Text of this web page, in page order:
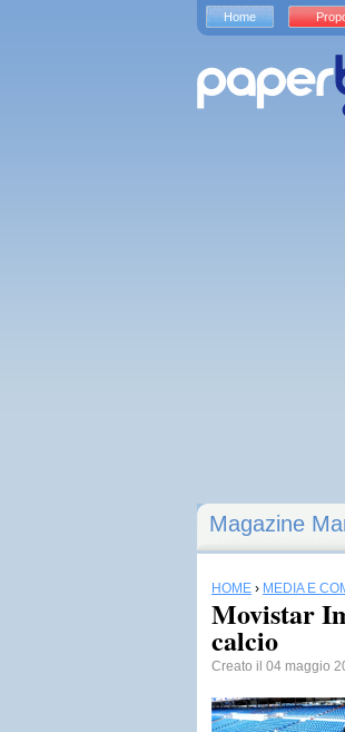
Magazine
HOME › MEDIA E
Movistar
calcio
Creato il 04 maggio
Home